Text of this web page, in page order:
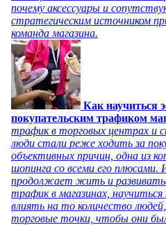
почему аксессуары и
стратегическим источником
команда магазина.
Как научиться
покупательским трафиком
трафик в торговых центрах и
люди стали реже ходить за
объективных причин, одна из
шопинга со всеми его
продолжает жить и
трафик в магазинах,
влиять на то количество
торговые точки, чтобы они